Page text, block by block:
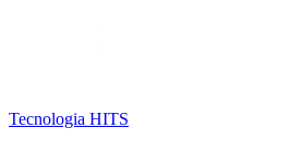
Tecnologia HITS